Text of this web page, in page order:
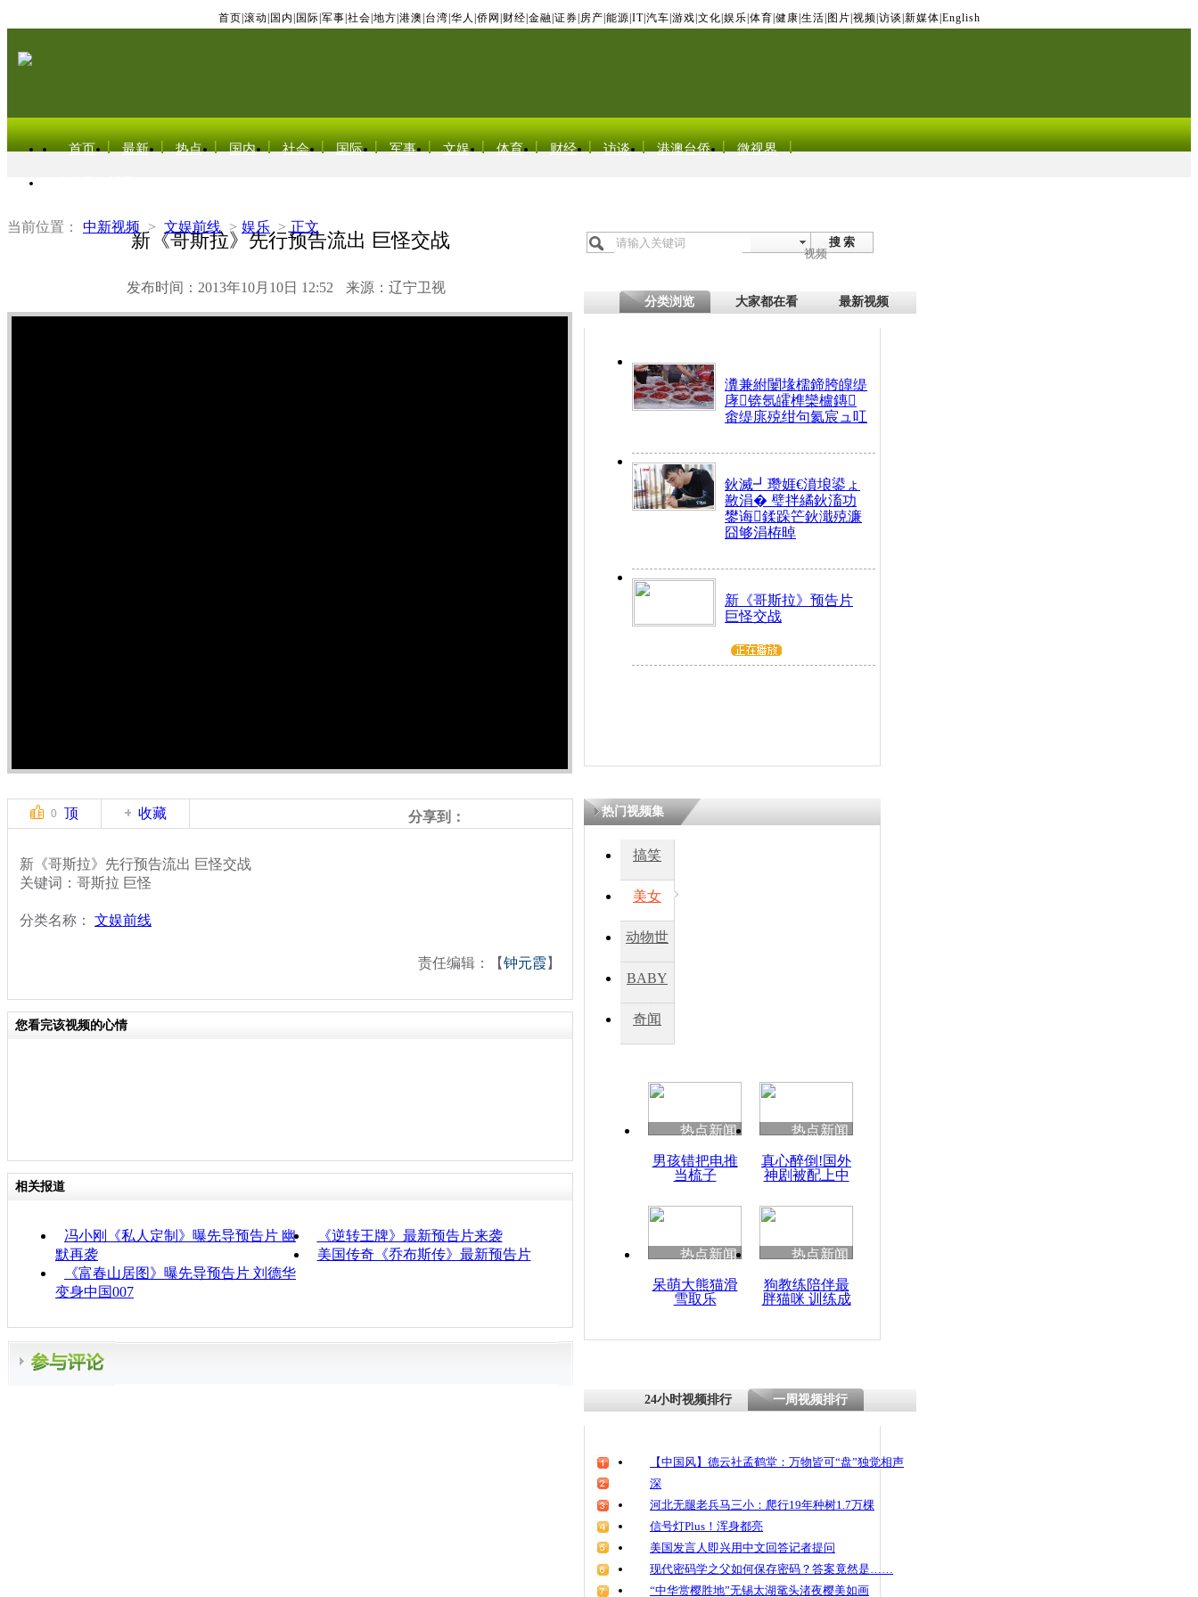
首页 滚动 国内 国际 军事 社会 地方 港澳 台湾 华人 侨网 财经 金融 证券 房产 能源 IT| 汽车 游戏 文化 娱乐 体育 健康 生活 图片 视频 访谈 新媒体 English
首页 最新 热点 国内 社会 国际 军事 文娱 体育 财经 访谈 港澳台侨 微视界
当前位置： 中新视频 > 文娱前线 > 娱乐 > 正文
新《哥斯拉》先行预告流出 巨怪交战
发布时间：2013年10月10日 12:52 来源：辽宁卫视
搜 索
视频
分类浏览 大家都在看 最新视频
瀵兼紨闄堟檽鍗胯皥缇
庨锛氬皬榫欒櫨鏄
畬缇庣殑绀句氦宸ュ叿
鈥滅┛瓒娾€濆埌鍙ょ
敾涓� 璧拌繘鈥滀功
鐢诲鍒跺笀鈥濈殑濂
囧够涓栫晫
新《哥斯拉》预告片
巨怪交战
0 顶 收藏 分享到：
新《哥斯拉》先行预告流出 巨怪交战
关键词：哥斯拉 巨怪
分类名称： 文娱前线
责任编辑：【钟元霞 】
您看完该视频的心情
相关报道
冯小刚《私人定制》曝先导预告片 幽
默再袭
《逆转王牌》最新预告片来袭
美国传奇《乔布斯传》最新预告片
《富春山居图》曝先导预告片 刘德华
变身中国007
热门视频集
搞笑
美女
动物世
BABY
秀
奇闻
热点新闻
男孩错把电推
当梳子
热点新闻
真心醉倒!国外
神剧被配上中
热点新闻
呆萌大熊猫滑
雪取乐
热点新闻
狗教练陪伴最
胖猫咪 训练成
24小时视频排行 一周视频排行
【中国风】德云社孟鹤堂：万物皆可“盘”独觉相声
深
河北无腿老兵马三小：爬行19年种树1.7万棵
信号灯Plus！浑身都亮
美国发言人即兴用中文回答记者提问
现代密码学之父如何保存密码？答案竟然是……
“中华赏樱胜地”无锡太湖鼋头渚夜樱美如画